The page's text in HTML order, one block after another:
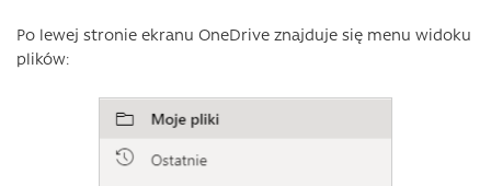
Po lewej stronie ekranu OneDrive znajduje się menu widoku
plików: